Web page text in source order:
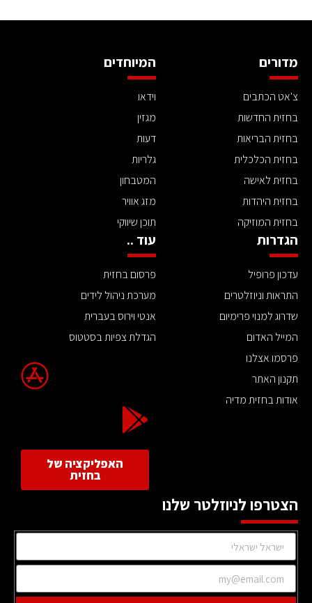
מדורים
צ'אט הכתבים
בחזית החדשות
בחזית הבריאות
בחזית הכלכלית
בחזית לאישה
בחזית היהדות
בחזית המוזיקה
המיוחדים
וידאו
מגזין
דעות
גלריות
המטבחון
מזג אוויר
תוכן שיווקי
הגדרות
עדכון פרופיל
התראות וניוזלטרים
שדרוג למנוי פרימיום
המייל האדום
פרסמו אצלנו
תקנון האתר
אודות בחזית מדיה
עוד ..
פרסום בחזית
מערכת ניהול לידים
אנטי וירוס בעברית
הגדלת צפיות בסטטוס
האפליקציה של
בחזית
הצטרפו לניוזלטר שלנו